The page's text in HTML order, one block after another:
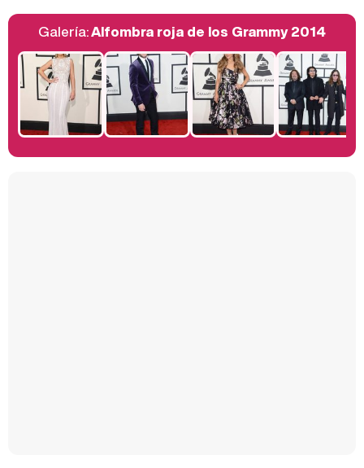
Manu Baqueiro: "Tuve como referente a Bruce Willis en 'Luz de Luna' para mi trabajo en la serie 'Perdiendo el juicio'"
Galería:Alfombra roja de los Grammy 2014